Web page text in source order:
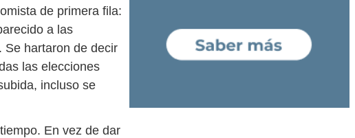
de primera fila:
a las
Se hartaron de decir
las elecciones
incluso se
En vez de dar